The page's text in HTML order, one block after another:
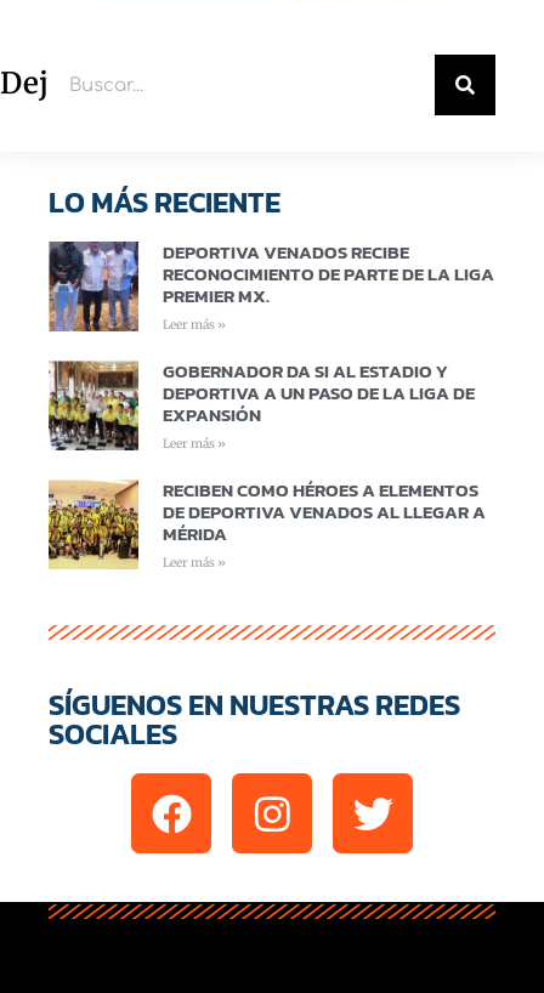
Deja un comentario
LO MÁS RECIENTE
DEPORTIVA VENADOS RECIBE
RECONOCIMIENTO DE PARTE DE LA LIGA
PREMIER MX.
Leer más »
GOBERNADOR DA SI AL ESTADIO Y
DEPORTIVA A UN PASO DE LA LIGA DE
EXPANSIÓN
Leer más »
RECIBEN COMO HÉROES A ELEMENTOS
DE DEPORTIVA VENADOS AL LLEGAR A
MÉRIDA
Leer más »
SÍGUENOS EN NUESTRAS REDES
SOCIALES